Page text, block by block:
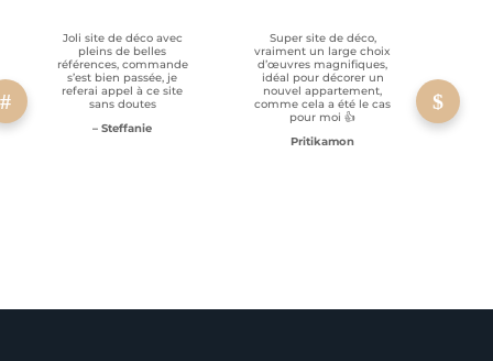
Joli site de déco avec
pleins de belles
références, commande
s’est bien passée, je
referai appel à ce site
sans doutes
– Steffanie
Super site de déco,
vraiment un large choix
d’œuvres magnifiques,
idéal pour décorer un
nouvel appartement,
comme cela a été le cas
pour moi 👍
Pritikamon